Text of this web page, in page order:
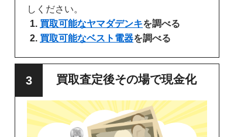
しください。
買取可能なヤマダデンキを調べる
買取可能なベスト電器を調べる
買取査定後その場で現金化